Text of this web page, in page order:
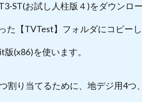
ST(お試し人柱版４)をダウンロ
た【TVTest】フォルダにコピーし
(x86)を使います。
割り当てるために、地デジ用4つ